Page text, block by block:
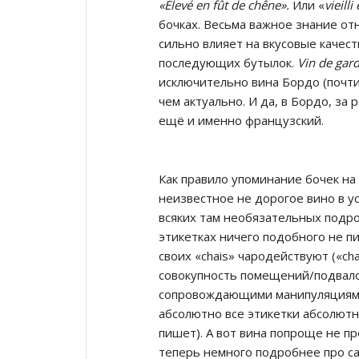
«Elevé en fût de chêne». Или «vieilli
бочках. Весьма важное знание
сильно влияет на вкусовые
последующих бутылок. Vin de
исключительно вина Бордо
чем актуально. И да, в Бордо, за
ещё и именно французский.
Как правило упоминание бочек
неизвестное не дорогое вино в
всяких там необязательных
этикетках ничего подобного не
своих «chais» чародействуют
совокупность помещений/
сопровождающими
абсолютно все этикетки
пишет). А вот вина попроще не
теперь немного подробнее про